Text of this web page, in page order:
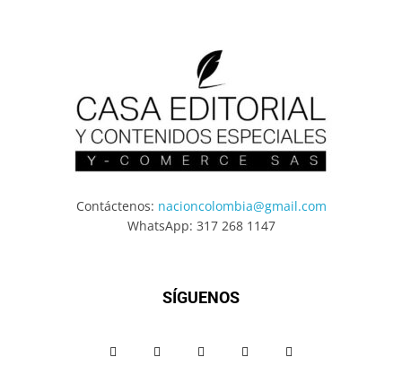
Contáctenos: nacioncolombia@gmail.com
WhatsApp: 317 268 1147
SÍGUENOS